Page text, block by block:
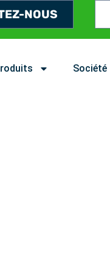
NOUS
Société